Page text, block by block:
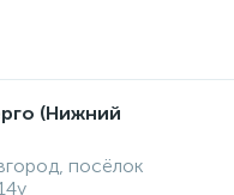
(Нижний
посёлок